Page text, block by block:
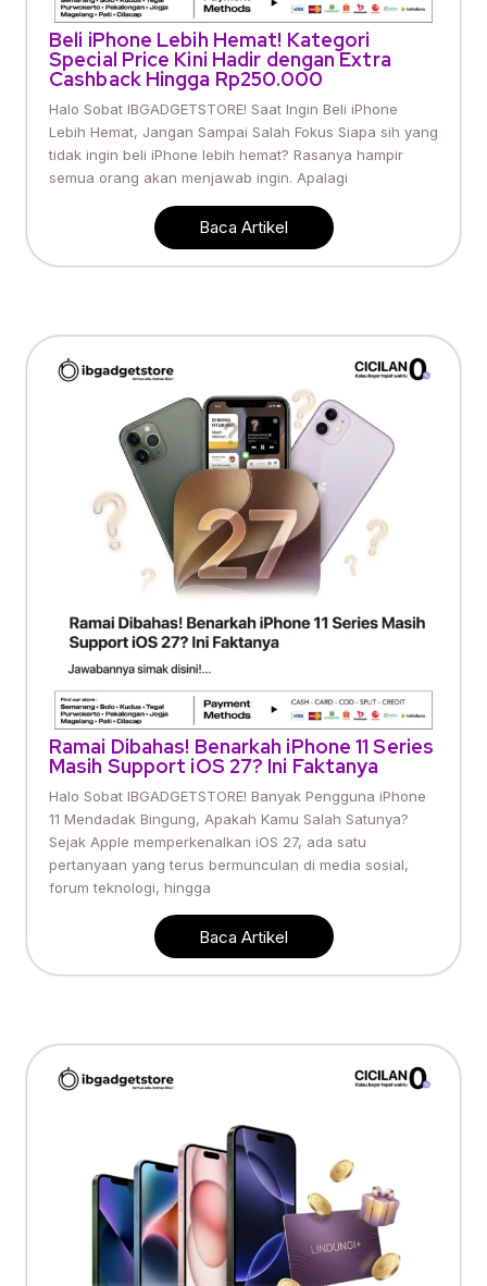
Beli iPhone Lebih Hemat! Kategori
Special Price Kini Hadir dengan Extra
Cashback Hingga Rp250.000
Halo Sobat IBGADGETSTORE! Saat Ingin Beli iPhone
Lebih Hemat, Jangan Sampai Salah Fokus Siapa sih yang
tidak ingin beli iPhone lebih hemat? Rasanya hampir
semua orang akan menjawab ingin. Apalagi
Baca Artikel
Ramai Dibahas! Benarkah iPhone 11 Series
Masih Support iOS 27? Ini Faktanya
Halo Sobat IBGADGETSTORE! Banyak Pengguna iPhone
11 Mendadak Bingung, Apakah Kamu Salah Satunya?
Sejak Apple memperkenalkan iOS 27, ada satu
pertanyaan yang terus bermunculan di media sosial,
forum teknologi, hingga
Baca Artikel